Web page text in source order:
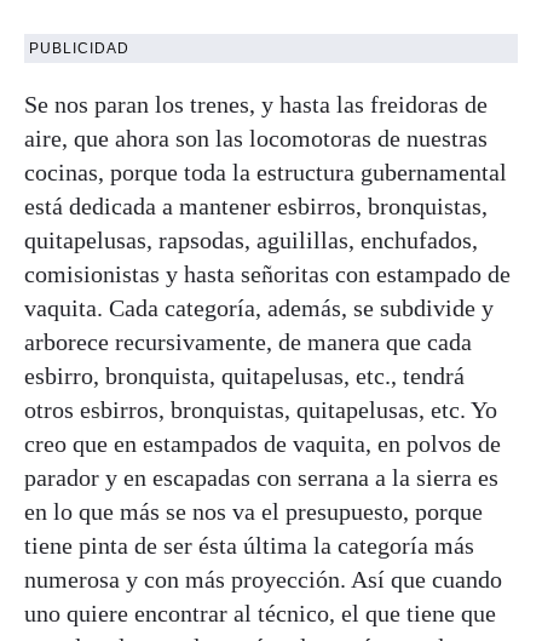
PUBLICIDAD
Se nos paran los trenes, y hasta las freidoras de
aire, que ahora son las locomotoras de nuestras
cocinas, porque toda la estructura gubernamental
está dedicada a mantener esbirros, bronquistas,
quitapelusas, rapsodas, aguilillas, enchufados,
comisionistas y hasta señoritas con estampado de
vaquita. Cada categoría, además, se subdivide y
arborece recursivamente, de manera que cada
esbirro, bronquista, quitapelusas, etc., tendrá
otros esbirros, bronquistas, quitapelusas, etc. Yo
creo que en estampados de vaquita, en polvos de
parador y en escapadas con serrana a la sierra es
en lo que más se nos va el presupuesto, porque
tiene pinta de ser ésta última la categoría más
numerosa y con más proyección. Así que cuando
uno quiere encontrar al técnico, el que tiene que